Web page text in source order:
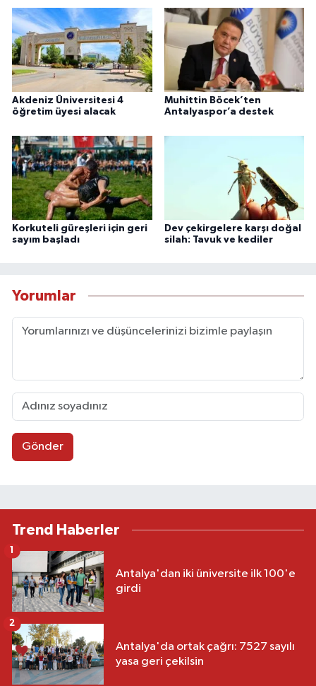
Akdeniz Üniversitesi 4
öğretim üyesi alacak
Muhittin Böcek’ten
Antalyaspor’a destek
Korkuteli güreşleri için geri
sayım başladı
Dev çekirgelere karşı doğal
silah: Tavuk ve kediler
Yorumlar
Gönder
Trend Haberler
Antalya'dan iki üniversite ilk 100'e
girdi
1
Antalya'da ortak çağrı: 7527 sayılı
yasa geri çekilsin
2